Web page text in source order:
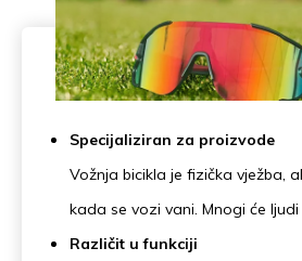
Specijaliziran za proizvode
Vožnja bicikla je fizička vježba,
kada se vozi vani. Mnogi će
sunčane naočale kako bi se
Različit u funkciji